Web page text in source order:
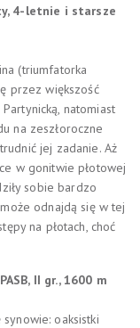
4-letnie i starsze
(triumfatorka
przez większość
natomiast
na zeszłoroczne
jej zadanie. Aż
w gonitwie płotowej
sobie bardzo
odnajdą się w tej
na płotach, choć
II gr., 1600 m
oaksistki